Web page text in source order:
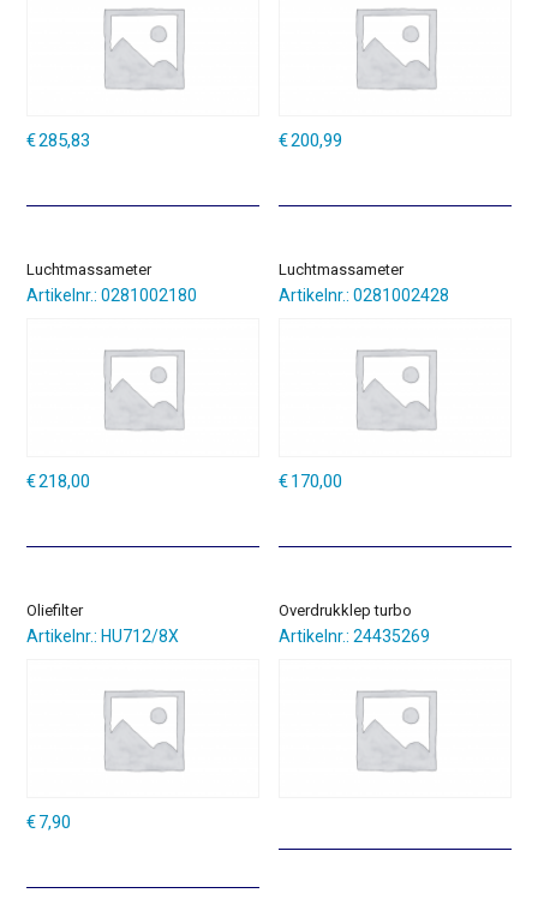
€285,83 €200,99
Luchtmassameter
Artikelnr.: 0281002180
€218,00
Luchtmassameter
Artikelnr.: 0281002428
€170,00
Oliefilter
Artikelnr.: HU712/8X
€7,90
Overdrukklep turbo
Artikelnr.: 24435269